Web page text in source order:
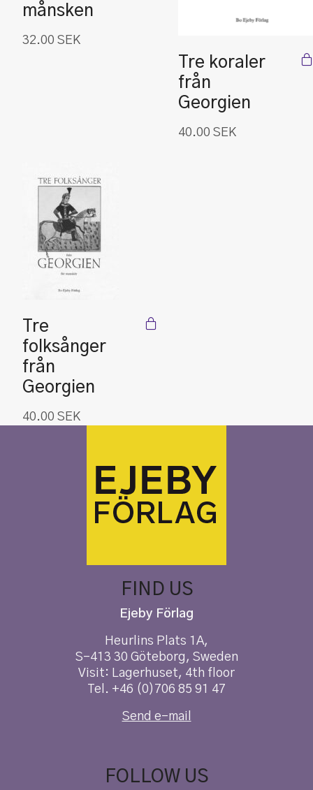
månsken
32.00 SEK
Tre koraler
från
Georgien
40.00 SEK
Tre
folksånger
från
Georgien
40.00 SEK
FIND US
Ejeby Förlag
Heurlins Plats 1A,
S-413 30 Göteborg, Sweden
Visit: Lagerhuset, 4th floor
Tel. +46 (0)706 85 91 47
Send e-mail
FOLLOW US